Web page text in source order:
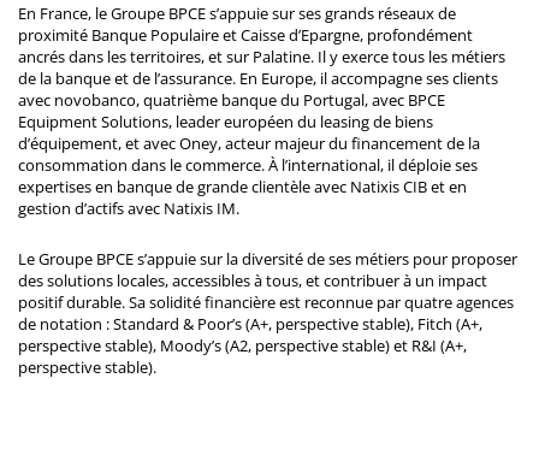
En France, le Groupe BPCE s’appuie sur ses grands réseaux de
proximité Banque Populaire et Caisse d’Epargne, profondément
ancrés dans les territoires, et sur Palatine. Il y exerce tous les métiers
de la banque et de l’assurance. En Europe, il accompagne ses clients
avec novobanco, quatrième banque du Portugal, avec BPCE
Equipment Solutions, leader européen du leasing de biens
d’équipement, et avec Oney, acteur majeur du financement de la
consommation dans le commerce. À l’international, il déploie ses
expertises en banque de grande clientèle avec Natixis CIB et en
gestion d’actifs avec Natixis IM.
Le Groupe BPCE s’appuie sur la diversité de ses métiers pour proposer
des solutions locales, accessibles à tous, et contribuer à un impact
positif durable. Sa solidité financière est reconnue par quatre agences
de notation : Standard & Poor’s (A+, perspective stable), Fitch (A+,
perspective stable), Moody’s (A2, perspective stable) et R&I (A+,
perspective stable).